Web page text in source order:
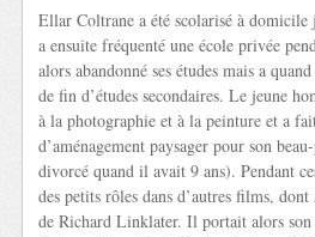
Ellar Coltrane a été scolarisé à domicile
a ensuite fréquenté une école privée
alors abandonné ses études mais a
de fin d’études secondaires. Le jeune
à la photographie et à la peinture et a
d’aménagement paysager pour son
divorcé quand il avait 9 ans). Pendant
des petits rôles dans d’autres films, dont
de Richard Linklater. Il portait alors